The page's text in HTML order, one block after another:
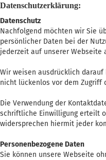
Datenschutzerklärung:
Datenschutz
Nachfolgend möchten wir Sie
persönlicher Daten bei der
jederzeit auf unserer Webseite
Wir weisen ausdrücklich
nicht lückenlos vor dem Zugriff
Die Verwendung der
schriftliche Einwilligung erteilt
widersprechen hiermit jeder
Personenbezogene Daten
Sie können unsere Webseite